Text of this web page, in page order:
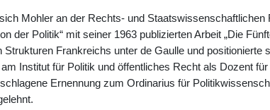
Mohler an der Rechts- und
der Politik“ mit seiner 1963 publizierten Arbeit „Die
Strukturen Frankreichs unter de Gaulle und
Institut für Politik und öffentliches Recht als Dozent
Ernennung zum Ordinarius für